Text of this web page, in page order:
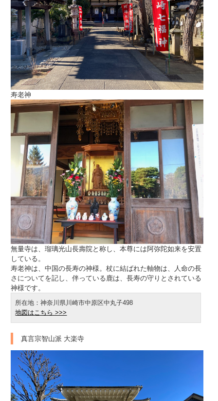
寿老神
無量寺は、瑠璃光山長壽院と称し、本尊には阿弥陀如来を安置
している。
寿老神は、中国の長寿の神様。杖に結ばれた軸物は、人命の長
さについてを記し、伴っている鹿は、長寿の守りとされている
神様です。
所在地：神奈川県川崎市中原区中丸子498
地図はこちら >>>
真言宗智山派 大楽寺